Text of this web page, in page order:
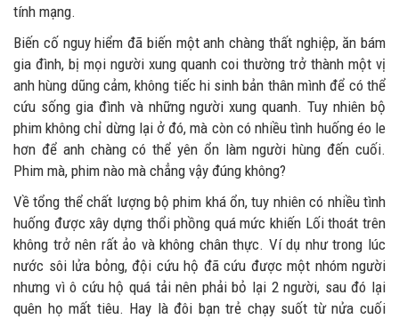
tính mạng.
Biến cố nguy hiểm đã biến một anh chàng thất nghiệp, ăn bám
gia đình, bị mọi người xung quanh coi thường trở thành một vị
anh hùng dũng cảm, không tiếc hi sinh bản thân mình để có thể
cứu sống gia đình và những người xung quanh. Tuy nhiên bộ
phim không chỉ dừng lại ở đó, mà còn có nhiều tình huống éo le
hơn để anh chàng có thể yên ổn làm người hùng đến cuối.
Phim mà, phim nào mà chẳng vậy đúng không?
Về tổng thể chất lượng bộ phim khá ổn, tuy nhiên có nhiều tình
huống được xây dựng thổi phồng quá mức khiến Lối thoát trên
không trở nên rất ảo và không chân thực. Ví dụ như trong lúc
nước sôi lửa bỏng, đội cứu hộ đã cứu được một nhóm người
nhưng vì ô cứu hộ quá tải nên phải bỏ lại 2 người, sau đó lại
quên họ mất tiêu. Hay là đôi bạn trẻ chạy suốt từ nửa cuối